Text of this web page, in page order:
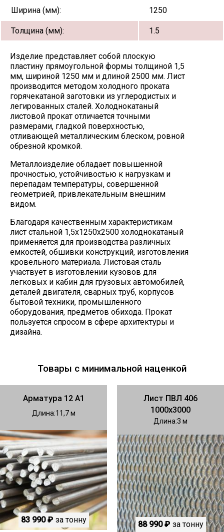
Ширина (мм): 1250
Толщина (мм): 1.5
Изделие представляет собой плоскую
пластину прямоугольной формы толщиной 1,5
мм, шириной 1250 мм и длиной 2500 мм. Лист
производится методом холодного проката
горячекатаной заготовки из углеродистых и
легированных сталей. Холоднокатаный
листовой прокат отличается точными
размерами, гладкой поверхностью,
отливающей металлическим блеском, ровной
обрезной кромкой.
Металлоизделие обладает повышенной
прочностью, устойчивостью к нагрузкам и
перепадам температуры, совершенной
геометрией, привлекательным внешним
видом.
Благодаря качественным характеристикам
лист стальной 1,5х1250х2500 холоднокатаный
применяется для производства различных
емкостей, обшивки конструкций, изготовления
кровельного материала. Листовая сталь
участвует в изготовлении кузовов для
легковых и кабин для грузовых автомобилей,
деталей двигателя, сварных труб, корпусов
бытовой техники, промышленного
оборудования, предметов обихода. Прокат
пользуется спросом в сфере архитектуры и
дизайна.
Товары с минимальной наценкой
Арматура 12 А1
Длина 11,7
83 990 ₽ за тонну
Лист ПВЛ 406
1000х3000
Длина 3
88 990 ₽ за тонну